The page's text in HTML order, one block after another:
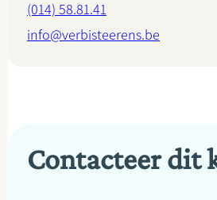
(014) 58.81.41
info@verbisteerens.be
Contacteer dit